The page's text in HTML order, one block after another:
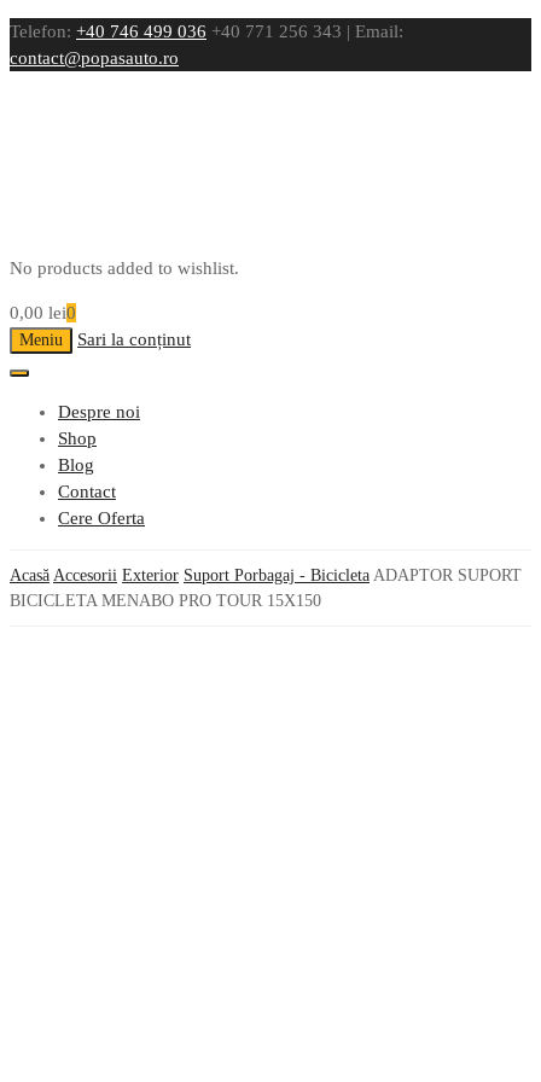
Telefon: +40 746 499 036 +40 771 256 343 | Email:
contact@popasauto.ro
No products added to wishlist.
0,00 lei0
Meniu Sari la conținut
Despre noi
Shop
Blog
Contact
Cere Oferta
Acasă Accesorii Exterior Suport Porbagaj - Bicicleta ADAPTOR SUPORT
BICICLETA MENABO PRO TOUR 15X150